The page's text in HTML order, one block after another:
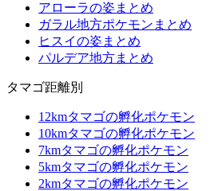
アローラの姿まとめ
ガラル地方ポケモンまとめ
ヒスイの姿まとめ
パルデア地方まとめ
タマゴ距離別
12kmタマゴの孵化ポケモン
10kmタマゴの孵化ポケモン
7kmタマゴの孵化ポケモン
5kmタマゴの孵化ポケモン
2kmタマゴの孵化ポケモン